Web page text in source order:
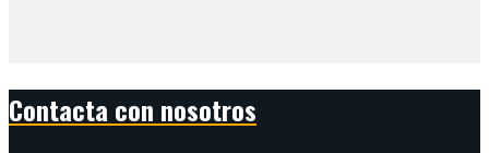
Contacta con nosotros